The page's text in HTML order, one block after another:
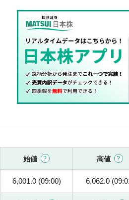
始値 高値
6,001.0 (09:00) 6,062.0